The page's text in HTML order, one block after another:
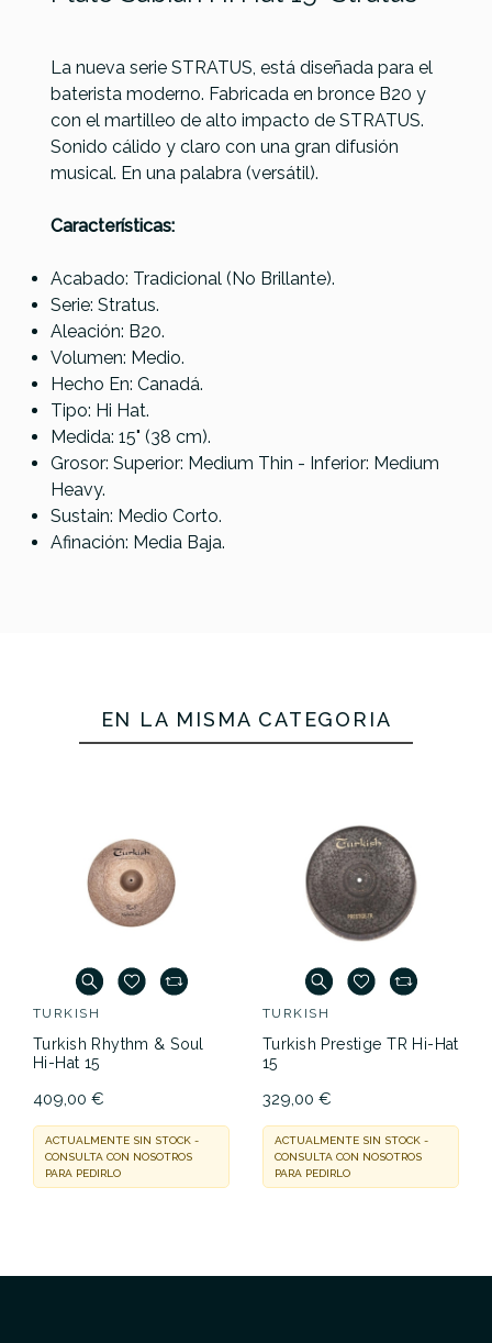
La nueva serie STRATUS, está diseñada para el
baterista moderno. Fabricada en bronce B20 y
con el martilleo de alto impacto de STRATUS.
Sonido cálido y claro con una gran difusión
musical. En una palabra (versátil).
Características:
Acabado: Tradicional (No Brillante).
Serie: Stratus.
Aleación: B20.
Volumen: Medio.
Hecho En: Canadá.
Tipo: Hi Hat.
Medida: 15" (38 cm).
Grosor: Superior: Medium Thin - Inferior: Medium
Heavy.
Sustain: Medio Corto.
Afinación: Media Baja.
ReferenciaPLATPERSAB211
EN LA MISMA CATEGORÍA
TURKISH
Turkish Rhythm & Soul
Hi-Hat 15
409,00 €
ACTUALMENTE SIN STOCK -
CONSULTA CON NOSOTROS
PARA PEDIRLO
TURKISH
Turkish Prestige TR Hi-Hat
15
329,00 €
ACTUALMENTE SIN STOCK -
CONSULTA CON NOSOTROS
PARA PEDIRLO